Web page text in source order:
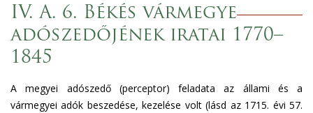
hely
IV. A. 6. Békés vármegye
adószedőjének iratai 1770–
1845
A megyei adószedő (perceptor) feladata az állami és a
vármegyei adók beszedése, kezelése volt (lásd az 1715. évi 57.